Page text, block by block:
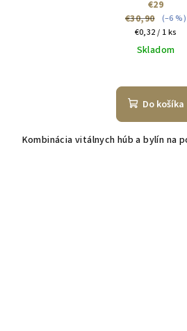
€29
€30,90
(–6 %)
Jednotková
cena:
€0,32 / 1 ks
Skladom
Do košíka
Kombinácia vitálnych húb a bylín na